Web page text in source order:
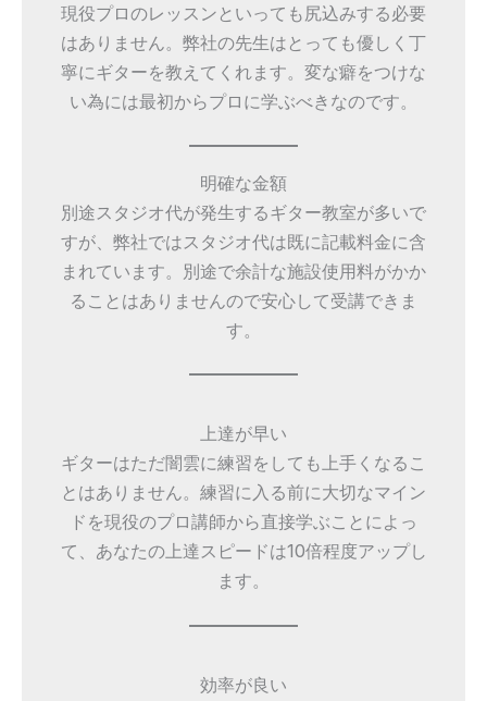
現役プロのレッスンといっても尻込みする必要
はありません。弊社の先生はとっても優しく丁
寧にギターを教えてくれます。変な癖をつけな
い為には最初からプロに学ぶべきなのです。
明確な金額
別途スタジオ代が発生するギター教室が多いで
すが、弊社ではスタジオ代は既に記載料金に含
まれています。別途で余計な施設使用料がかか
ることはありませんので安心して受講できま
す。
上達が早い
ギターはただ闇雲に練習をしても上手くなるこ
とはありません。練習に入る前に大切なマイン
ドを現役のプロ講師から直接学ぶことによっ
て、あなたの上達スピードは10倍程度アップし
ます。
効率が良い